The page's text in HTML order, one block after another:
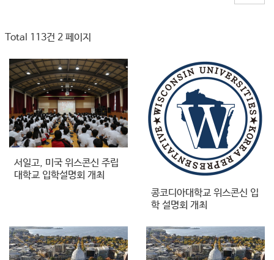
Total 113건 2 페이지
서일고, 미국 위스콘신 주립
대학교 입학설명회 개최
콩코디아대학교 위스콘신 입
학 설명회 개최